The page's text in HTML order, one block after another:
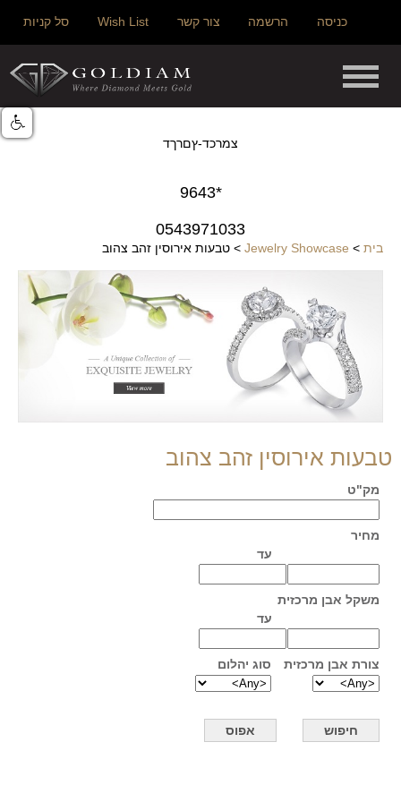
כניסה הרשמה צור קשר Wish List סל קניות
צמרכד-ץםרךד
*9643
0543971033
בית >
Jewelry Showcase
> טבעות אירוסין זהב צהוב
טבעות אירוסין זהב צהוב
מק"ט
מחיר
עד
משקל אבן מרכזית
עד
צורת אבן מרכזית סוג יהלום